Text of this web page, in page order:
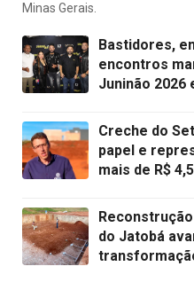
Minas Gerais.
Bastidores,
encontros
Juninão 2026
Creche do
papel e
mais de R$
do Jatobá